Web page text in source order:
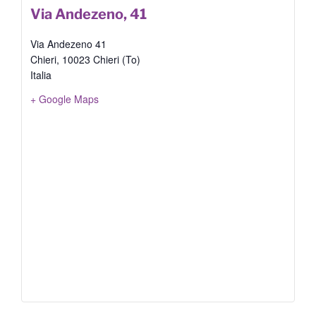
Via Andezeno, 41
Via Andezeno 41
Chieri, 10023 Chieri (To)
Italia
+ Google Maps